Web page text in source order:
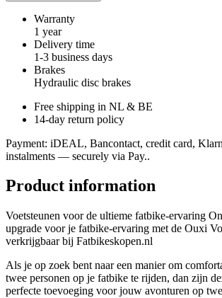
Warranty
1 year
Delivery time
1-3 business days
Brakes
Hydraulic disc brakes
Free shipping in NL & BE
14-day return policy
Payment: iDEAL, Bancontact, credit card,
instalments — securely via Pay..
Product information
Voetsteunen voor de ultieme fatbike-ervaring
upgrade voor je fatbike-ervaring met de Ouxi
verkrijgbaar bij Fatbikeskopen.nl
Als je op zoek bent naar een manier om
twee personen op je fatbike te rijden, dan zijn
perfecte toevoeging voor jouw avonturen op